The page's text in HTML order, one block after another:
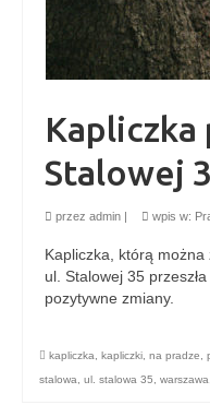
Kapliczka
Stalowej
przez admin | wpis w:
Kapliczka, którą
ul. Stalowej 35
pozytywne zmiany.
kapliczka kapliczki na pradze
stalowa
ul. stalowa 35 warszawa